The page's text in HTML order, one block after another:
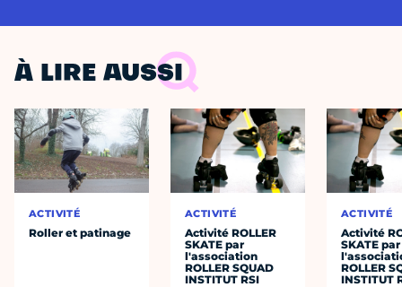
À LIRE AUSSI
ACTIVITÉ
Roller et patinage
ACTIVITÉ
Activité ROLLER
SKATE par
l'association
ROLLER SQUAD
INSTITUT RSI
ACTIVITÉ
Activité
SKATE par
ROLLER
INSTITUT